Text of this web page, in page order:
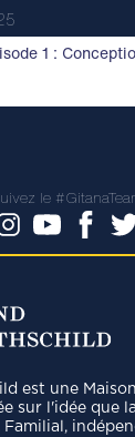
1 :
le
est une
sur l'idée que